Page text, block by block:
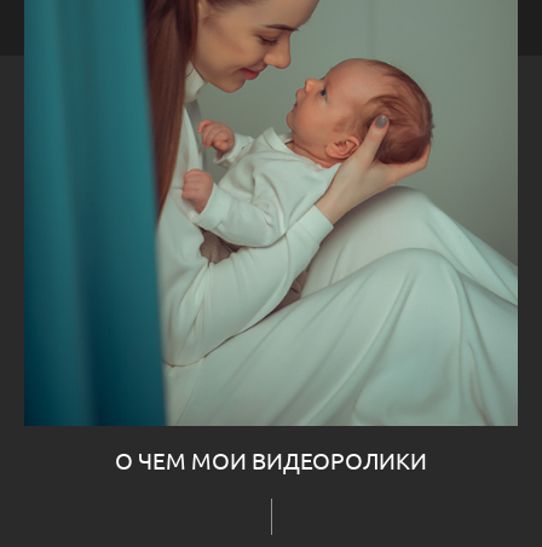
О ЧЕМ МОИ ВИДЕОРОЛИКИ